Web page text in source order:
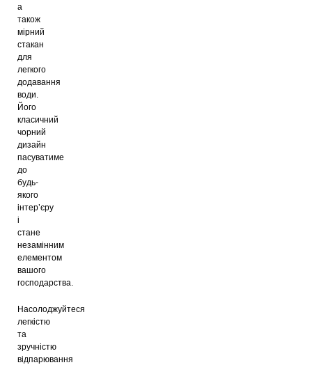
а
також
мірний
стакан
для
легкого
додавання
води.
Його
класичний
чорний
дизайн
пасуватиме
до
будь-
якого
інтер’єру
і
стане
незамінним
елементом
вашого
господарства.
Насолоджуйтеся
легкістю
та
зручністю
відпарювання